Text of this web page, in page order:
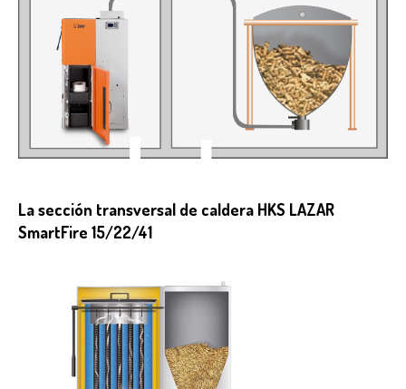
La sección transversal de caldera HKS LAZAR
SmartFire 15/22/41